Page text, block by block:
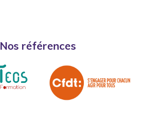
Nos références